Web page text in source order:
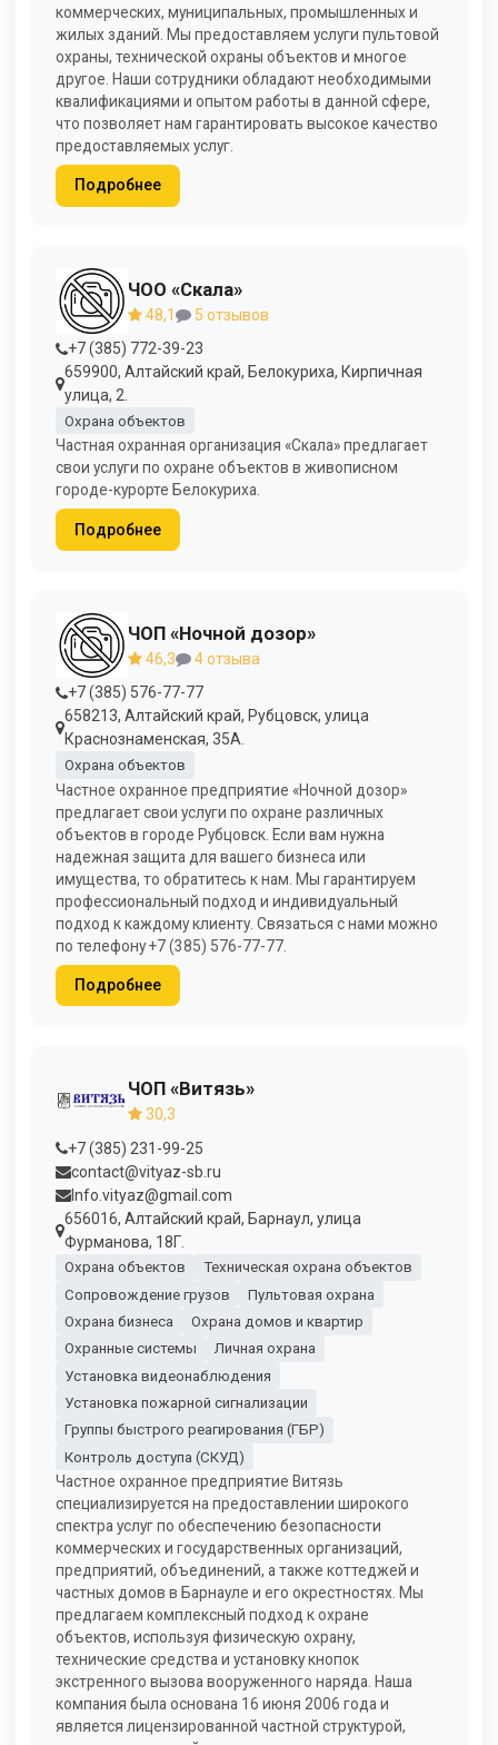
коммерческих, муниципальных, промышленных и
жилых зданий. Мы предоставляем услуги пультовой
охраны, технической охраны объектов и многое
другое. Наши сотрудники обладают необходимыми
квалификациями и опытом работы в данной сфере,
что позволяет нам гарантировать высокое качество
предоставляемых услуг.
Подробнее
ЧОО «Скала»
48,1
5 отзывов
+7 (385) 772-39-23
659900, Алтайский край, Белокуриха, Кирпичная
улица, 2.
Охрана объектов
Частная охранная организация «Скала» предлагает
свои услуги по охране объектов в живописном
городе-курорте Белокуриха.
Подробнее
ЧОП «Ночной дозор»
46,3
4 отзыва
+7 (385) 576-77-77
658213, Алтайский край, Рубцовск, улица
Краснознаменская, 35А.
Охрана объектов
Частное охранное предприятие «Ночной дозор»
предлагает свои услуги по охране различных
объектов в городе Рубцовск. Если вам нужна
надежная защита для вашего бизнеса или
имущества, то обратитесь к нам. Мы гарантируем
профессиональный подход и индивидуальный
подход к каждому клиенту. Связаться с нами можно
по телефону +7 (385) 576-77-77.
Подробнее
ЧОП «Витязь»
30,3
+7 (385) 231-99-25
contact@vityaz-sb.ru
Info.vityaz@gmail.com
656016, Алтайский край, Барнаул, улица
Фурманова, 18Г.
Охрана объектов
Техническая охрана объектов
Сопровождение грузов
Пультовая охрана
Охрана бизнеса
Охрана домов и квартир
Охранные системы
Личная охрана
Установка видеонаблюдения
Установка пожарной сигнализации
Группы быстрого реагирования (ГБР)
Контроль доступа (СКУД)
Частное охранное предприятие Витязь
специализируется на предоставлении широкого
спектра услуг по обеспечению безопасности
коммерческих и государственных организаций,
предприятий, объединений, а также коттеджей и
частных домов в Барнауле и его окрестностях. Мы
предлагаем комплексный подход к охране
объектов, используя физическую охрану,
технические средства и установку кнопок
экстренного вызова вооруженного наряда. Наша
компания была основана 16 июня 2006 года и
является лицензированной частной структурой,